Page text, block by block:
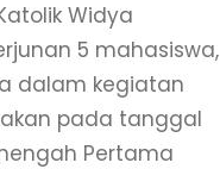
Widya
5 mahasiswa,
dalam kegiatan
pada tanggal
Pertama